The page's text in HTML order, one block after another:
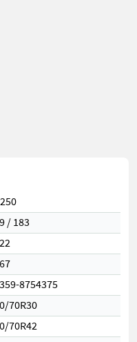
/ 183
8754375
70R30
70R42